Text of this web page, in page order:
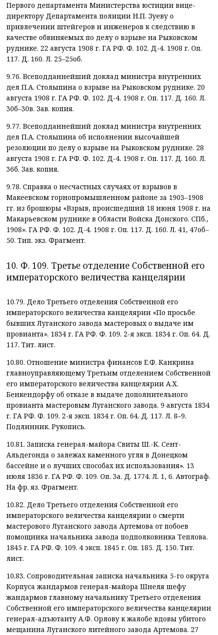
Первого департамента Министерства юстиции вице-
директору Департамента полиции Н.П. Зуеву о
привлечении штейгеров и инженеров к следствию в
качестве обвиняемых по делу о взрыве на Рыковском
руднике. 22 августа 1908 г. ГА РФ. Ф. 102. Д-4. 1908 г. Оп.
117. Д. 160. Л. 25–25об.
9.76. Всеподданнейший доклад министра внутренних
дел П.А. Столыпина о взрыве на Рыковском руднике. 20
августа 1908 г. ГА РФ. Ф. 102. Д-4. 1908 г. Оп. 117. Д. 160. Л.
30б–30в. Зав. копия.
9.77. Всеподданнейший доклад министра внутренних
дел П.А. Столыпина об исполнении высочайшей
резолюции по делу о взрыве на Рыковском руднике. 28
августа 1908 г. ГА РФ. Ф. 102. Д-4. 1908 г. Оп. 117. Д. 160. Л.
36б. Зав. копия.
9.78. Справка о несчастных случаях от взрывов в
Макеевском горнопромышленном районе за 1903–1908
гг. из брошюры «Взрыв, происшедший 18 июня 1908 г. на
Макарьевском руднике в Области Войска Донского. СПб.,
1908». ГА РФ. Ф. 102. Д-4. 1908 г. Оп. 117. Д. 160. Л. 41, 47об–
50. Тип. экз. Фрагмент.
10. Ф. 109. Третье отделение Собственной его
императорского величества канцелярии
10.79. Дело Третьего отделения Собственной его
императорского величества канцелярии «По просьбе
бывших Луганского завода мастеровых о выдаче им
провианта». 1834 г. ГА РФ. Ф. 109. 2-я эксп. 1834 г. Оп. 64. Д.
117. Тит. лист.
10.80. Отношение министра финансов Е.Ф. Канкрина
главноуправляющему Третьим отделением Собственной
его императорского величества канцелярии А.Х.
Бенкендорфу об отказе в выдаче дополнительного
провианта мастеровым Луганского завода. 9 августа 1834
г. ГА РФ. Ф. 109. 2-я эксп. 1834 г. Оп. 64. Д. 117. Л. 8–9.
Подлинник. Рукопись.
10.81. Записка генерал-майора Свиты Ш.-К. Сент-
Альдегонда о залежах каменного угля в Донецком
бассейне и о лучших способах их использования». 13
июля 1836 г. ГА РФ. Ф. 109. Оп. 3а. Д. 1774. Л. 1, 6. Автограф.
На фр. яз. Фрагмент.
10.82. Дело Третьего отделения Собственной его
императорского величества канцелярии о смерти
мастерового Луганского завода Артемова от побоев
помощника начальника завода подполковника Теплова.
1845 г. ГА РФ. Ф. 109. 4 эксп. 1845 г. Оп. 185. Д. 150. Тит.
лист.
10.83. Сопроводительная записка начальника 5-го округа
Корпуса жандармов генерал-майора Шнеля шефу
жандармов главному начальнику Третьего отделения
Собственной его императорского величества канцелярии
генерал-адъютанту А.Ф. Орлову к жалобе вдовы убитого
мещанина Луганского литейного завода Артемова. 27